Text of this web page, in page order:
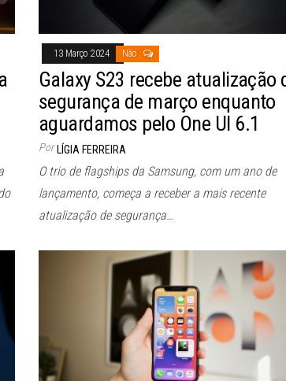
13 Março 2024 Não
Galaxy S23 recebe atualização
segurança de março enquanto
aguardamos pelo One UI 6.1
Por LÍGIA FERREIRA
O trio de flagships da Samsung, com um ano de
lançamento, começa a receber a mais recente
atualização de segurança…